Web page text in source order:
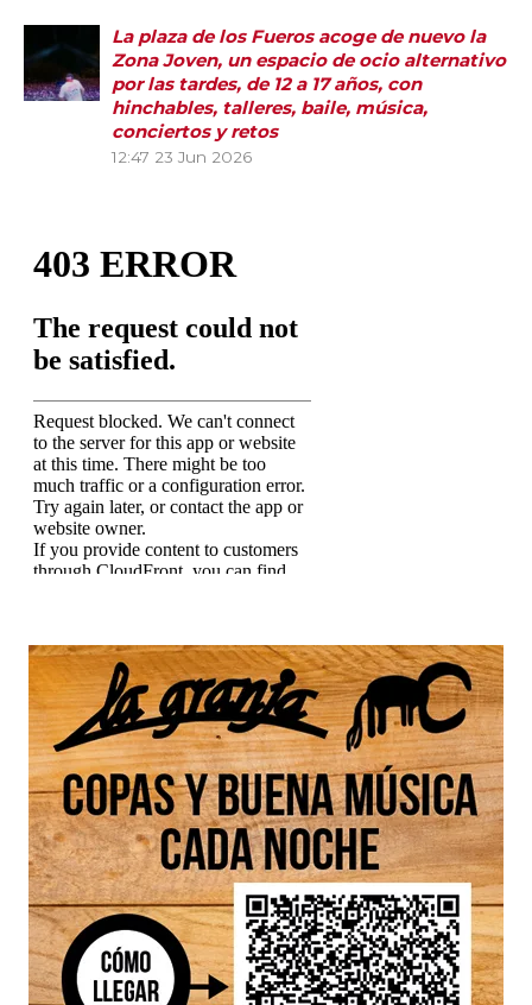
La plaza de los Fueros acoge de nuevo la
Zona Joven, un espacio de ocio alternativo
por las tardes, de 12 a 17 años, con
hinchables, talleres, baile, música,
conciertos y retos
12:47 23 Jun 2026